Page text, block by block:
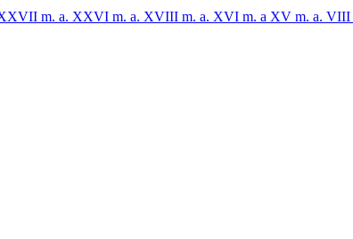
m. a. XXVI m. a. XVIII m. a. XVI m. a XV m. a. VIII